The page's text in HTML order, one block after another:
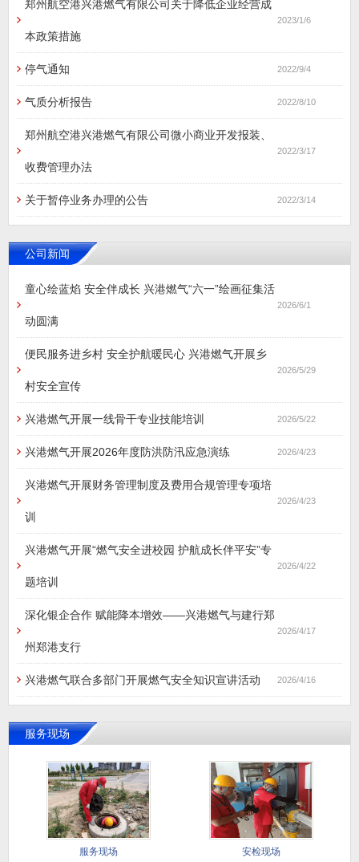
郑州航空港兴港燃气有限公司关于降低企业经营成
本政策措施
2023/1/6
停气通知 2022/9/4
气质分析报告 2022/8/10
郑州航空港兴港燃气有限公司微小商业开发报装、
收费管理办法
2022/3/17
关于暂停业务办理的公告 2022/3/14
公司新闻
童心绘蓝焰 安全伴成长 兴港燃气“六一”绘画征集活
动圆满
2026/6/1
便民服务进乡村 安全护航暖民心 兴港燃气开展乡
村安全宣传
2026/5/29
兴港燃气开展一线骨干专业技能培训 2026/5/22
兴港燃气开展2026年度防洪防汛应急演练 2026/4/23
兴港燃气开展财务管理制度及费用合规管理专项培
训
2026/4/23
兴港燃气开展“燃气安全进校园 护航成长伴平安”专
题培训
2026/4/22
深化银企合作 赋能降本增效——兴港燃气与建行郑
州郑港支行
2026/4/17
兴港燃气联合多部门开展燃气安全知识宣讲活动 2026/4/16
服务现场
服务现场 安检现场